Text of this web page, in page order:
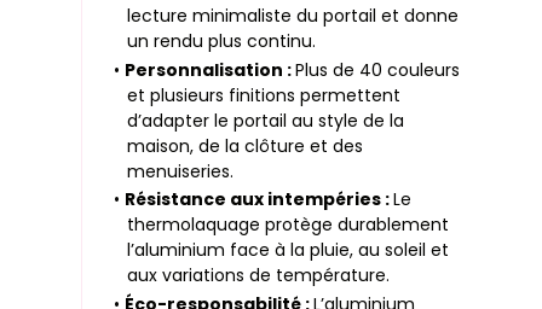
lecture minimaliste du portail et donne
un rendu plus continu.
• Personnalisation :Plus de 40 couleurs
et plusieurs finitions permettent
d’adapter le portail au style de la
maison, de la clôture et des
menuiseries.
• Résistance aux intempéries :Le
thermolaquage protège durablement
l’aluminium face à la pluie, au soleil et
aux variations de température.